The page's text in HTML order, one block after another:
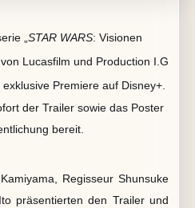
„ STAR WARS: Visionen
Lucasfilm und Production I.G
Premiere auf Disney+.
der Trailer sowie das Poster
bereit.
Regisseur Shunsuke
präsentierten den Trailer und